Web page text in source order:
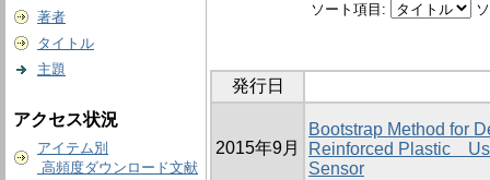
著者
タイトル
主題
アクセス状況
アイテム別
高頻度ダウンロード文献
ソート項目:
発行日
2015年9月
Bootstrap Method for
Reinforced Plastic
Sensor